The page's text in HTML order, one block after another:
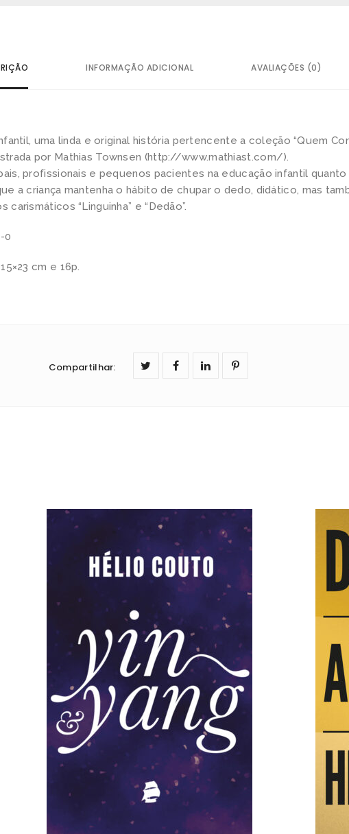
INFORMAÇÃO ADICIONAL AVALIAÇÕES (0)
uma linda e original história pertencente a coleção “Quem
por Mathias Townsen (http://www.mathiast.com/).
profissionais e pequenos pacientes na educação infantil quanto
a criança mantenha o hábito de chupar o dedo, didático, mas
“Linguinha” e “Dedão”.
0
cm e 16p.
Compartilhar: